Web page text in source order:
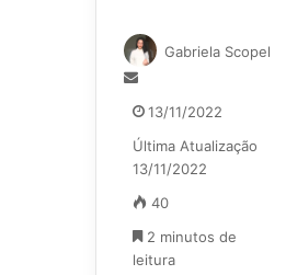
Gabriela Scopel
Mande
e-
mail
13/11/2022
Última Atualização
13/11/2022
40
2 minutos de
leitura